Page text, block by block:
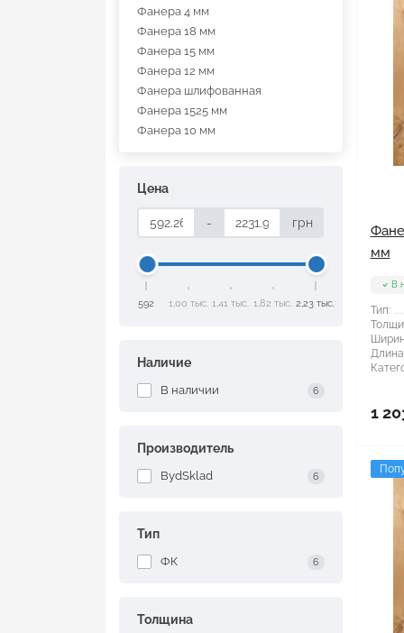
Фанера 4 мм
Фанера 18 мм
Фанера 15 мм
Фанера 12 мм
Фанера шлифованная
Фанера 1525 мм
Фанера 10 мм
Цена
- грн
592 1,00 тыс. 1,41 тыс. 1,82 тыс. 2,23 тыс.
Наличие
В наличии 6
Производитель
BydSklad 6
Тип
ФК 6
Толщина
мм
В
Тип:
1